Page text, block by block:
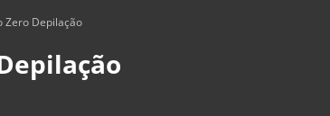
Zero Depilação